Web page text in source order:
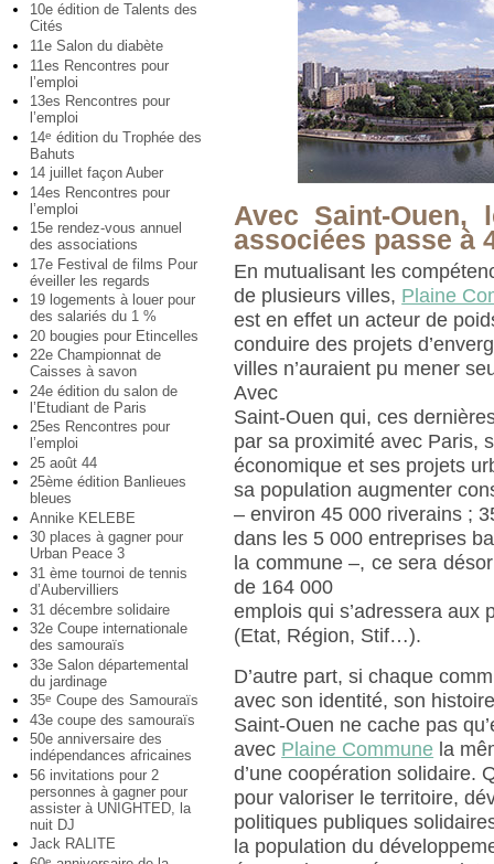
10e édition de Talents des
Cités
11e Salon du diabète
11es Rencontres pour
l’emploi
13es Rencontres pour
l’emploi
14e édition du Trophée des
Bahuts
14 juillet façon Auber
14es Rencontres pour
l’emploi
15e rendez-vous annuel
des associations
17e Festival de films Pour
éveiller les regards
19 logements à louer pour
des salariés du 1 %
20 bougies pour Etincelles
22e Championnat de
Caisses à savon
24e édition du salon de
l’Etudiant de Paris
25es Rencontres pour
l’emploi
25 août 44
25ème édition Banlieues
bleues
Annike KELEBE
30 places à gagner pour
Urban Peace 3
31 ème tournoi de tennis
d’Aubervilliers
31 décembre solidaire
32e Coupe internationale
des samouraïs
33e Salon départemental
du jardinage
35e Coupe des Samouraïs
43e coupe des samouraïs
50e anniversaire des
indépendances africaines
56 invitations pour 2
personnes à gagner pour
assister à UNIGHTED, la
nuit DJ
Jack RALITE
e
Avec Saint-
associées passe à
En mutualisant les
de plusieurs villes, Plaine
est en effet un acteur de
conduire des projets
villes n’auraient pu mener
Avec
Saint-Ouen qui, ces
par sa proximité avec Paris,
économique et ses projets
sa population augmenter
– environ 45 000 riverains ;
dans les 5 000 entreprises
la commune –, ce sera
de 164 000
emplois qui s’adressera aux
(Etat, Région, Stif…).
D’autre part, si chaque
avec son identité, son
Saint-Ouen ne cache pas
avec Plaine Commune la
d’une coopération solidaire.
pour valoriser le territoire,
politiques publiques
la population du